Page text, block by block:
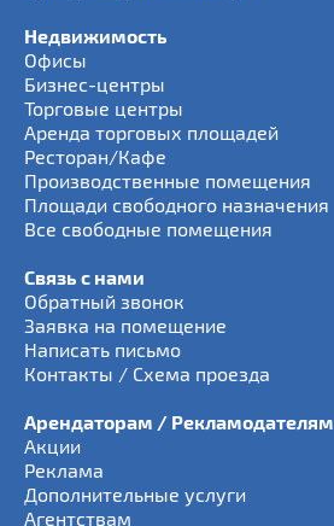
Недвижимость
Офисы
Бизнес-центры
Торговые центры
Аренда торговых площадей
Ресторан/Кафе
Производственные помещения
Площади свободного назначения
Все свободные помещения
Связь с нами
Обратный звонок
Заявка на помещение
Написать письмо
Контакты / Схема проезда
Арендаторам / Рекламодателям
Акции
Реклама
Дополнительные услуги
Агентствам